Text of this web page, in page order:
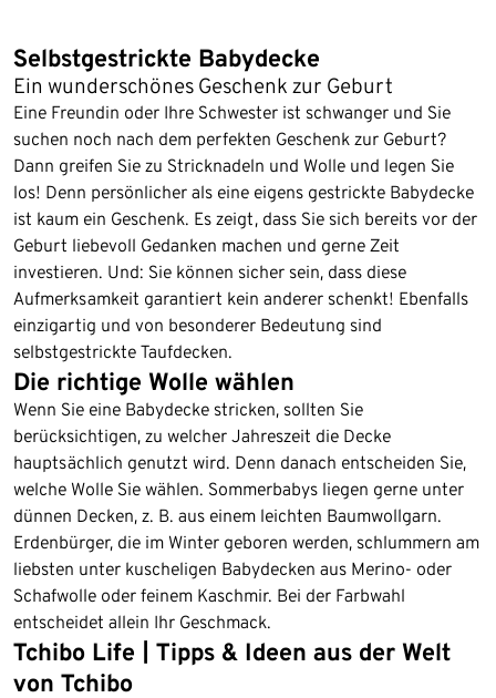
Selbstgestrickte Babydecke
Ein wunderschönes Geschenk zur Geburt
Eine Freundin oder Ihre Schwester ist schwanger und Sie
suchen noch nach dem perfekten Geschenk zur Geburt?
Dann greifen Sie zu Stricknadeln und Wolle und legen Sie
los! Denn persönlicher als eine eigens gestrickte Babydecke
ist kaum ein Geschenk. Es zeigt, dass Sie sich bereits vor der
Geburt liebevoll Gedanken machen und gerne Zeit
investieren. Und: Sie können sicher sein, dass diese
Aufmerksamkeit garantiert kein anderer schenkt! Ebenfalls
einzigartig und von besonderer Bedeutung sind
selbstgestrickte Taufdecken.
Die richtige Wolle wählen
Wenn Sie eine Babydecke stricken, sollten Sie
berücksichtigen, zu welcher Jahreszeit die Decke
hauptsächlich genutzt wird. Denn danach entscheiden Sie,
welche Wolle Sie wählen. Sommerbabys liegen gerne unter
dünnen Decken, z. B. aus einem leichten Baumwollgarn.
Erdenbürger, die im Winter geboren werden, schlummern am
liebsten unter kuscheligen Babydecken aus Merino- oder
Schafwolle oder feinem Kaschmir. Bei der Farbwahl
entscheidet allein Ihr Geschmack.
Tchibo Life | Tipps & Ideen aus der Welt
von Tchibo
Ende der Auflistung